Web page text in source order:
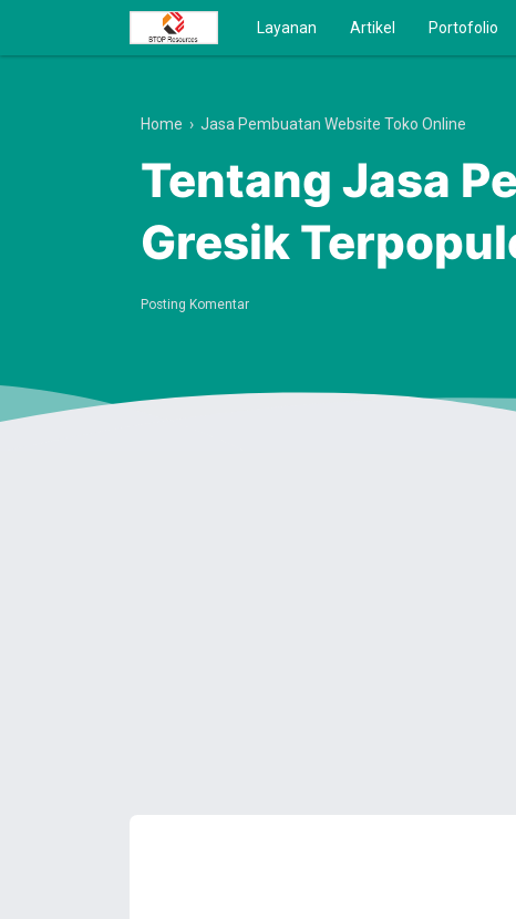
Layanan Artikel Portofolio
Home › Jasa Pembuatan Website Toko Online
Tentang Jasa
Gresik
Posting Komentar